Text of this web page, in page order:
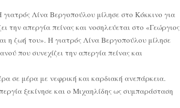
Λίνα Βεργοπούλου μίλησε στο Κόκκινο για
την απεργία πείνας και νοσηλεύεται στο «Γεώργιος
η ζωή του». Η γιατρός Λίνα Βεργοπούλου μίλησε
που συνεχίζει την απεργία πείνας και
σε μέρα με νεφρική και καρδιακή ανεπάρκεια.
ξεκίνησε και ο Μιχαηλίδης ως συμπαράσταση